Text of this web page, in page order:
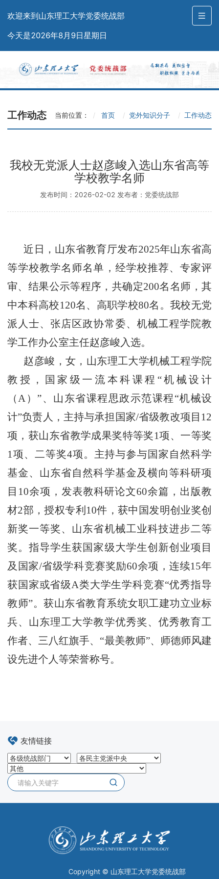
欢迎来到山东理工大学党委统战部
今天是2026年8月9日星期日
工作动态 当前位置： 首页 党外知识分子 工作动态
我校无党派人士赵彦峻入选山东省高等
学校教学名师
发布时间：2026-02-02 发布者：党委统战部
近日，山东省教育厅发布2025年山东省高
等学校教学名师名单，经学校推荐、专家评
审、结果公示等程序，共确定200名名师，其
中本科高校120名、高职学校80名。我校无党
派人士、张店区政协常委、机械工程学院教
学工作办公室主任赵彦峻入选。
赵彦峻 ， 女， 山东理工大学机械工程学院
教授，国家级一流本科课程 “机械设计
（A）”、山东省课程思政示范课程“机械设
计”负责人，主持与承担国家/省级教改项目12
项，获山东省教学成果奖特等奖1项、一等奖
1项、二等奖4项。主持与参与国家自然科学
基金、山东省自然科学基金及横向等科研项
目10余项，发表教科研论文60余篇，出版教
材2部，授权专利10件，获中国发明创业奖创
新奖一等奖、山东省机械工业科技进步二等
奖。指导学生获国家级大学生创新创业项目
及国家/省级学科竞赛奖励60余项，连续15年
获国家或省级A类大学生学科竞赛“优秀指导
教师”。获山东省教育系统女职工建功立业标
兵、山东理工大学教学优秀奖、优秀教育工
作者、三八红旗手、“最美教师”、师德师风建
设先进个人等荣誉称号。
友情链接
Copyright © 山东理工大学党委统战部